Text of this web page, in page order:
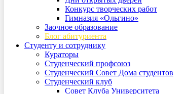
Конкурс творческих работ
Гимназия «Ольгино»
Заочное образование
Блог абитуриента
Студенту и сотруднику
Кураторы
Студенческий профсоюз
Студенческий Совет Дома студентов
Студенческий клуб
Совет Клуба Университета